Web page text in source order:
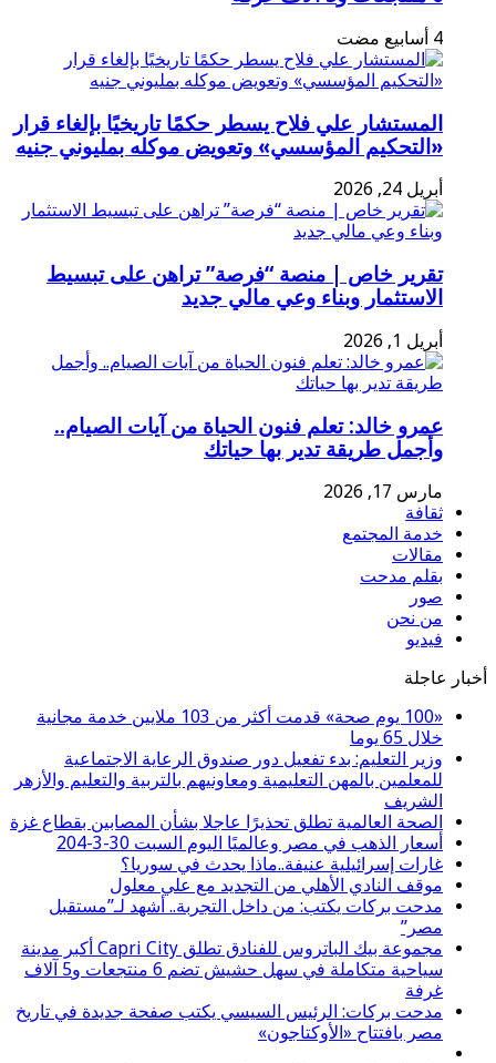
المستشار علي فلاح يسطر حكمًا تاريخيًا بإلغاء قرار
«التحكيم المؤسسي» وتعويض موكله بمليوني جنيه
أبريل 24, 2026
تقرير خاص | منصة “فرصة” تراهن على تبسيط
الاستثمار وبناء وعي مالي جديد
أبريل 1, 2026
عمرو خالد: تعلم فنون الحياة من آيات الصيام..
وأجمل طريقة تدير بها حياتك
مارس 17, 2026
ثقافة
خدمة المجتمع
مقالات
بقلم مدحت
صور
من نحن
فيديو
أخبار عاجلة
«100 يوم صحة» قدمت أكثر من 103 ملايين خدمة مجانية
خلال 65 يوما
وزير التعليم: بدء تفعيل دور صندوق الرعاية الاجتماعية
للمعلمين بالمهن التعليمية ومعاونيهم بالتربية والتعليم والأزهر
الشريف
الصحة العالمية تطلق تحذيرًا عاجلا بشأن المصابين بقطاع غزة
أسعار الذهب في مصر وعالميًا اليوم السبت 30-3-204
غارات إسرائيلية عنيفة..ماذا يحدث في سوريا؟
موقف النادي الأهلي من التجديد مع علي معلول
مدحت بركات يكتب: من داخل التجربة.. أشهد لـ”مستقبل
مصر”
مجموعة بيك الباتروس للفنادق تطلق Capri City أكبر مدينة
سياحية متكاملة في سهل حشيش تضم 6 منتجعات و5 آلاف
غرفة
مدحت بركات: الرئيس السيسي يكتب صفحة جديدة في تاريخ
مصر بافتتاح «الأوكتاجون»